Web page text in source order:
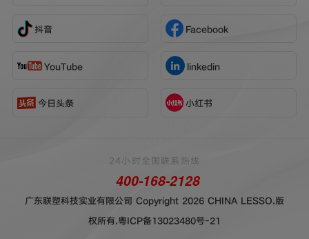
抖音 Facebook
YouTube linkedin
今日头条 小红书
广东联塑科技实业有限公司 Copyright 2026 CHINA LESSO.版
权所有.粤ICP备13023480号-21
24小时全国联系热线
400-168-2128